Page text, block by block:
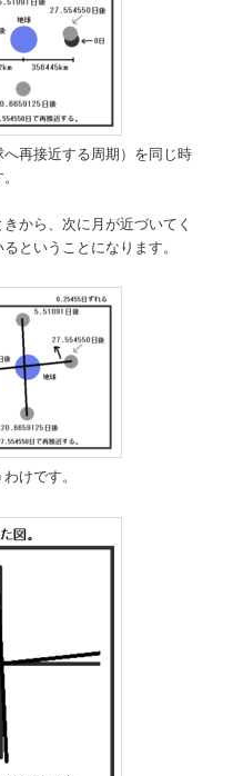
再接近する周期）を同じ時
から、次に月が近づいてく
ということになります。
けです。